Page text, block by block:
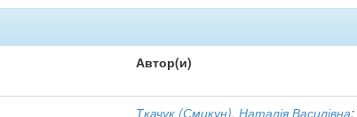
Автор(и)
Ткачук (Смикун), Наталія Василівна;